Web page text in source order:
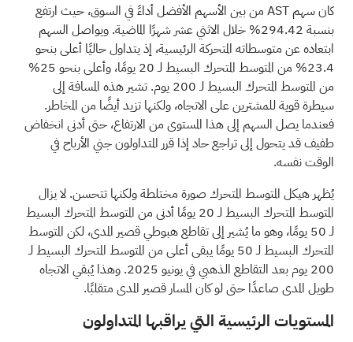
كان سهم AST من بين الأسهم الأفضل أداءً في السوق، حيث ارتفع
بنسبة 294.42% خلال الاثني عشر شهرًا الماضية. ويواصل السهم
ابتعاده عن متوسطاته المتحركة الرئيسية، إذ يتداول حاليًا أعلى بنحو
23.4% من المتوسط المتحرك البسيط لـ 20 يومًا، وأعلى بنحو 25%
من المتوسط المتحرك البسيط لـ 200 يوم. تشير هذه المسافة إلى
سيطرة قوية للمشترين على الاتجاه، ولكنها تزيد أيضًا من المخاطر.
فعندما يصل السهم إلى هذا المستوى من الارتفاع، حتى أدنى انخفاض
طفيف قد يتحول إلى تراجع حاد إذا قرر المتداولون جني الأرباح في
الوقت نفسه.
يُظهر هيكل المتوسط المتحرك صورة مختلطة ولكنها تتحسن. لا يزال
المتوسط المتحرك البسيط لـ 20 يومًا أدنى من المتوسط المتحرك البسيط
لـ 50 يومًا، وهو ما يُشير إلى تقاطع هبوطي قصير المدى، لكن المتوسط
المتحرك البسيط لـ 50 يومًا يبقى أعلى من المتوسط المتحرك البسيط لـ
200 يوم بعد التقاطع الذهبي في يونيو 2025. وهذا يُبقي الاتجاه
طويل المدى صاعدًا حتى لو كان المسار قصير المدى متقلبًا.
المستويات الرئيسية التي يراقبها المتداولون